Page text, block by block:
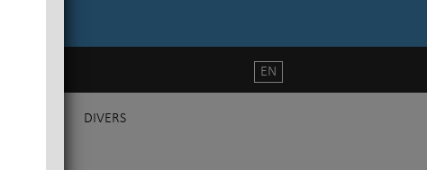
DIVERS
EN